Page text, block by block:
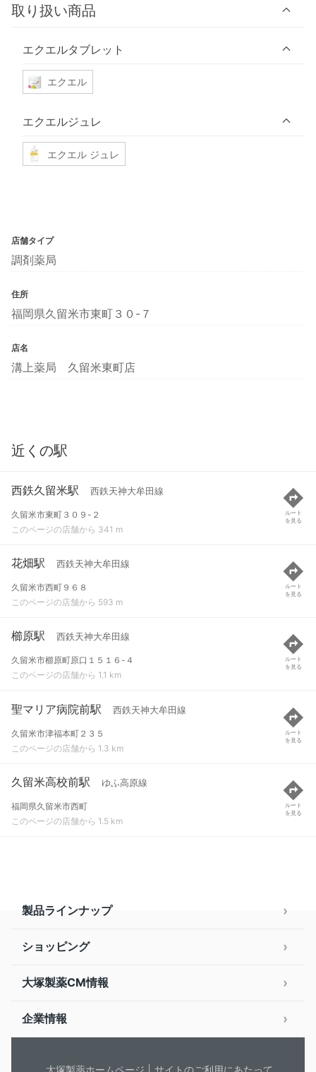
取り扱い商品
エクエルタブレット
エクエル
エクエルジュレ
エクエル ジュレ
店舗タイプ
調剤薬局
住所
福岡県久留米市東町３０-７
店名
溝上薬局 久留米東町店
近くの駅
西鉄久留米駅 西鉄天神大牟田線
久留米市東町３０９-２
このページの店舗から 341 m
ルート
を見る
花畑駅 西鉄天神大牟田線
久留米市西町９６８
このページの店舗から 593 m
ルート
を見る
櫛原駅 西鉄天神大牟田線
久留米市櫛原町原口１５１６-４
このページの店舗から 1.1 km
ルート
を見る
聖マリア病院前駅 西鉄天神大牟田線
久留米市津福本町２３５
このページの店舗から 1.3 km
ルート
を見る
久留米高校前駅 ゆふ高原線
福岡県久留米市西町
このページの店舗から 1.5 km
ルート
を見る
製品ラインナップ
ショッピング
大塚製薬CM情報
企業情報